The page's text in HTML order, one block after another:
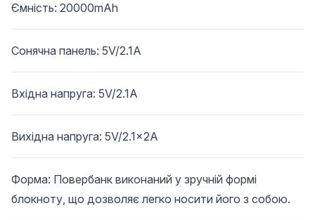
Ємність: 20000mAh
Сонячна панель: 5V/2.1A
Вхідна напруга: 5V/2.1A
Вихідна напруга: 5V/2.1x2A
Форма: Повербанк виконаний у зручній формі
блокноту, що дозволяє легко носити його з собою.